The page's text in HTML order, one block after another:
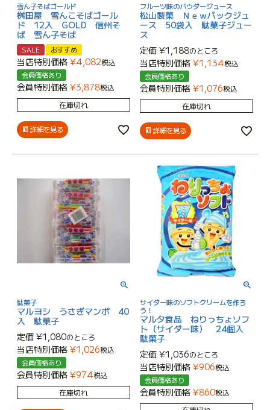
雪ん子そばゴールド
桝田屋 雪んこそばゴール
ド 12入 GOLD 信州そ
ば 雪ん子そば
SALE おすすめ
当店特別価格 ¥4,082税込
会員価格あり
会員特別価格 ¥3,878税込
在庫切れ
詳細を見る
フルーツ味のパウダージュース
松山製菓 Ｎｅｗパックジュ
ース 50袋入 駄菓子ジュー
ス
定価 ¥1,188のところ
当店特別価格 ¥1,134税込
会員価格あり
会員特別価格 ¥1,076税込
在庫切れ
詳細を見る
駄菓子
マルヨシ うさぎマンボ 40
入 駄菓子
定価 ¥1,080のところ
当店特別価格 ¥1,026税込
会員価格あり
会員特別価格 ¥974税込
在庫切れ
サイダー味のソフトクリームを作ろ
う！
マルタ食品 ねりっちょソフ
ト（サイダー味） 24個入
駄菓子
定価 ¥1,036のところ
当店特別価格 ¥906税込
会員価格あり
会員特別価格 ¥860税込